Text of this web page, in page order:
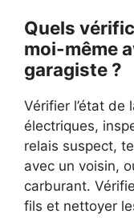
Quels
moi-même
garagiste ?
Vérifier l’état de
électriques,
relais suspect,
avec un voisin,
carburant.
fils et nettoyer